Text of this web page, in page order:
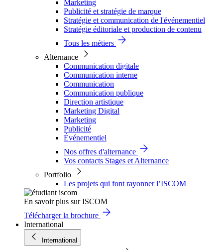
Marketing
Publicité et stratégie de marque
Stratégie et communication de l'événementiel
Stratégie éditoriale et production de contenu
Tous les métiers
Alternance
Communication digitale
Communication interne
Communication
Communication publique
Direction artistique
Marketing Digital
Marketing
Publicité
Événementiel
Nos offres d'alternance
Vos contacts Stages et Alternance
Portfolio
Les projets qui font rayonner l’ISCOM
En savoir plus sur ISCOM
Télécharger la brochure
International
International